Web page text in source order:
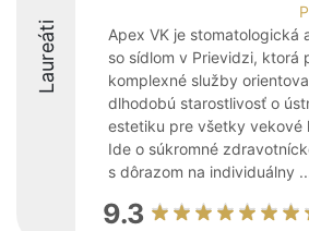
Laureáti
Apex VK je stomatologická
so sídlom v Prievidzi, ktorá
komplexné služby
dlhodobú starostlivosť o
estetiku pre všetky vekové
Ide o súkromné
s dôrazom na individuálny
9.3